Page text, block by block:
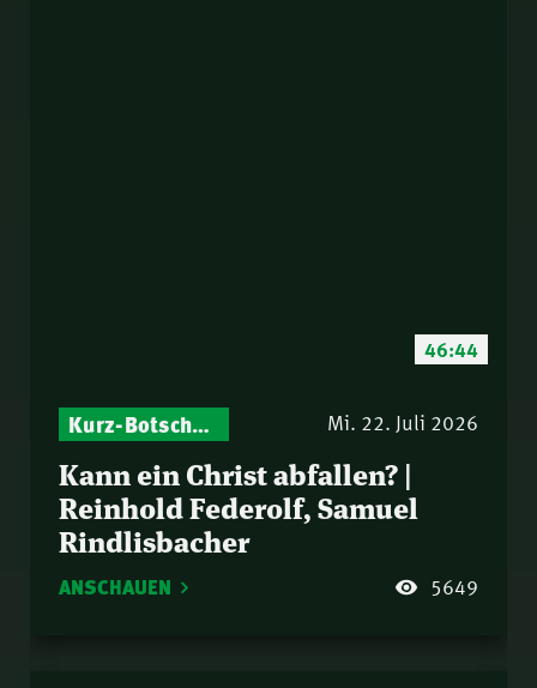
46:44
Kurz-Botschaften – Biblische Impulse mit Zukunft im Blick Mi. 22. Juli 2026
Kann ein Christ abfallen? |
Reinhold Federolf, Samuel
Rindlisbacher
ANSCHAUEN 5649